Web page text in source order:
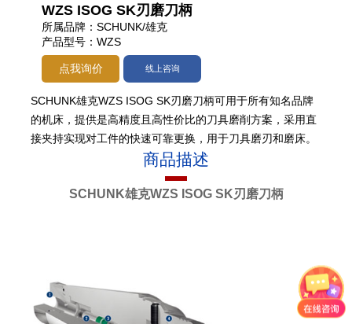
WZS ISOG SK刃磨刀柄
所属品牌：SCHUNK/雄克
产品型号：WZS
点我询价 线上咨询
SCHUNK雄克WZS ISOG SK刃磨刀柄可用于所有知名品牌
的机床，提供是高精度且高性价比的刀具磨削方案，采用直
接夹持实现对工件的快速可靠更换，用于刀具磨刃和磨床。
商品描述
SCHUNK雄克WZS ISOG SK刃磨刀柄